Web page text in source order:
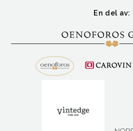
En del av: